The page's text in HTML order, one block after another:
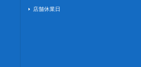
店舗休業日